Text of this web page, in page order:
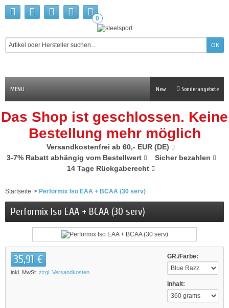
0
MENU Sonderangebote
New
Das Shop ist geschlossen. Keine
Bestellung mehr möglich
Versandkostenfrei ab 60,- EUR (DE)
3-7% Rabatt abhängig vom Bestellwert
Sicher bezahlen
14 Tage Rückgaberecht
Startseite > Performix Iso EAA + BCAA (30 serv)
Performix Iso EAA + BCAA (30 serv)
GR./Farbe:
Inhalt:
35,91 €
inkl. MwSt. zzgl. Versandkosten